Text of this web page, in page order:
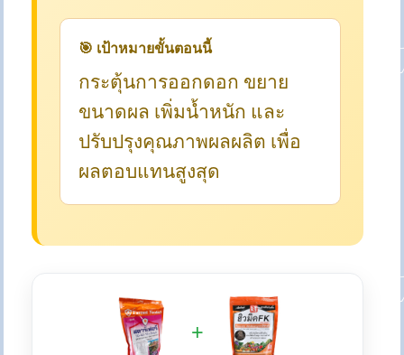
🎯 เป้าหมายขั้นตอนนี้
กระตุ้นการออกดอก ขยาย
ขนาดผล เพิ่มน้ำหนัก และ
ปรับปรุงคุณภาพผลผลิต เพื่อ
ผลตอบแทนสูงสุด
+